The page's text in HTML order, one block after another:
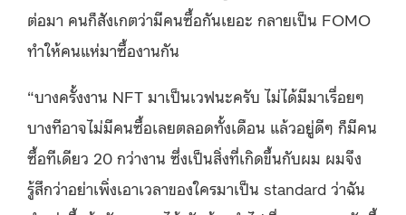
ต่อมา คนก็สังเกตว่ามีคนซื้อกันเยอะ กลายเป็น FOMO
ทำให้คนแห่มาซื้องานกัน
“บางครั้งงาน NFT มาเป็นเวฟนะครับ ไม่ได้มีมาเรื่อยๆ
บางทีอาจไม่มีคนซื้อเลยตลอดทั้งเดือน แล้วอยู่ดีๆ ก็มีคน
ซื้อทีเดียว 20 กว่างาน ซึ่งเป็นสิ่งที่เกิดขึ้นกับผม ผมจึง
รู้สึกว่าอย่าเพิ่งเอาเวลาของใครมาเป็น standard ว่าฉัน